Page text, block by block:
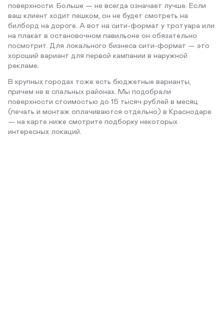
поверхности. Больше — не всегда означает лучше. Если
ваш клиент ходит пешком, он не будет смотреть на
билборд на дороге. А вот на сити-формат у тротуара или
на плакат в остановочном павильоне он обязательно
посмотрит. Для локального бизнеса сити-формат — это
хороший вариант для первой кампании в наружной
рекламе.
В крупных городах тоже есть бюджетные варианты,
причем не в спальных районах. Мы подобрали
поверхности стоимостью до 15 тысяч рублей в месяц
(печать и монтаж оплачиваются отдельно) в Краснодаре
— на карте ниже смотрите подборку некоторых
интересных локаций.